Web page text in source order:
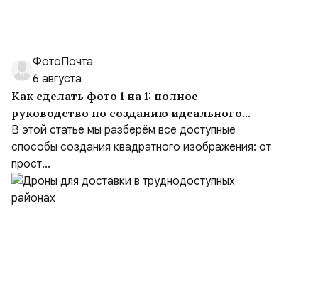
ФотоПочта
6 августа
Как сделать фото 1 на 1: полное
руководство по созданию идеального
квадрата
В этой статье мы разберём все доступные
способы создания квадратного изображения: от
прост...